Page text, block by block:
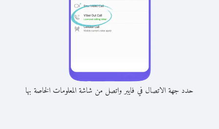
حدد جهة الاتصال في فايبر واتصل من شاشة المعلومات الخاصة بها